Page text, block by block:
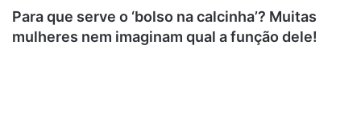
Para que serve o ‘bolso na calcinha’? Muitas
mulheres nem imaginam qual a função dele!